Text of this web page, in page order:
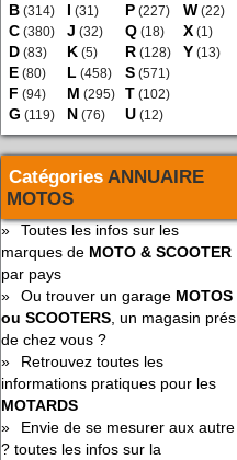
B (314)
C (380)
D (83)
E (80)
F (94)
G (119)
I (31)
J (32)
K (5)
L (458)
M (295)
N (76)
P (227)
Q (18)
R (128)
S (571)
T (102)
U (12)
W (22)
X (1)
Y (13)
Catégories ANNUAIRE
MOTOS
»
Toutes les infos sur les
marques de MOTO & SCOOTER
par pays
»
Ou trouver un garage MOTOS
ou SCOOTERS , un magasin prés
de chez vous ?
»
Retrouvez toutes les
informations pratiques pour les
MOTARDS
»
Envie de se mesurer aux autre
? toutes les infos sur la